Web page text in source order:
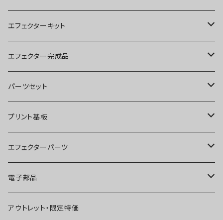
エフェクターキット
ブースター
オーバードライブ
ディストーション
ファズ
プリアンプ
空間系
エフェクター完成品
ブースター
オーバードライブ
ディストーション
ファズ
空間系
パーツセット
ブースター
オーバードライブ
ディストーション
ファズ
プリント基板
オーバードライブ
ディストーション
ファズ
エフェクターパーツ
スイッチ
ジャック
電子部品
IC
アウトレット・限定特価